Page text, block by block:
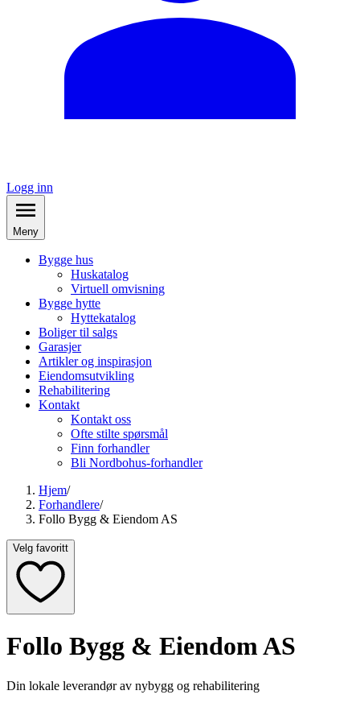
Logg inn
Meny
Bygge hus
Huskatalog
Virtuell omvisning
Bygge hytte
Hyttekatalog
Boliger til salgs
Garasjer
Artikler og inspirasjon
Eiendomsutvikling
Rehabilitering
Kontakt
Kontakt oss
Ofte stilte spørsmål
Finn forhandler
Bli Nordbohus-forhandler
Hjem/
Forhandlere/
Follo Bygg & Eiendom AS
Velg favoritt
Follo Bygg & Eiendom AS
Din lokale leverandør av nybygg og rehabilitering